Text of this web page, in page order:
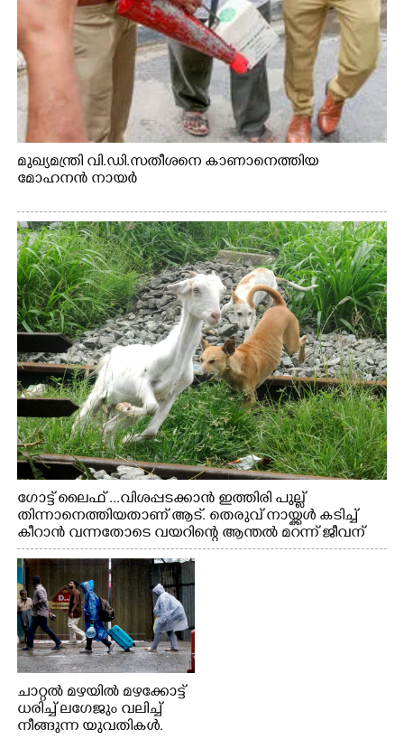
മുഖ്യമന്ത്രി വി.ഡി.സതീശനെ കാണാനെത്തിയ
മോഹനൻ നായർ
ഗോട്ട് ലൈഫ് ...വിശപ്പടക്കാൻ ഇത്തിരി പുല്ല്
തിന്നാനെത്തിയതാണ് ആട്. തെരുവ് നായ്ക്കൾ കടിച്ച്
കീറാൻ വന്നതോടെ വയറിന്റെ ആന്തൽ മറന്ന് ജീവന്
വേണ്ടിയായി ഓട്ടം. എറണാകുളം വാത്തുരുത്തിയിൽ
നിന്നുള്ള കാഴ്ച
ചാറ്റൽ മഴയിൽ മഴക്കോട്ട്
ധരിച്ച് ലഗേജും വലിച്ച്
നീങ്ങുന്ന യുവതികൾ.